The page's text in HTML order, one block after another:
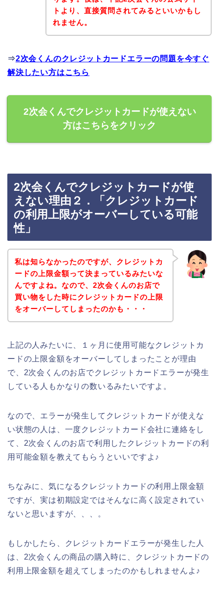
トより、直接質問されてみるといいかもし
れません。
⇒2次会くんのクレジットカードエラーの問題を今すぐ
解決したい方はこちら
2次会くんでクレジットカードが使えない
方はこちらをクリック
2次会くんでクレジットカードが使
えない理由２．「クレジットカード
の利用上限がオーバーしている可能
性」
私は知らなかったのですが、クレジットカ
ードの上限金額って決まっているみたいな
んですよね。なので、2次会くんのお店で
買い物をした時にクレジットカードの上限
をオーバーしてしまったのかも・・・
上記の人みたいに、１ヶ月に使用可能なクレジットカ
ードの上限金額をオーバーしてしまったことが理由
で、2次会くんのお店でクレジットカードエラーが発生
している人もかなりの数いるみたいですよ。
なので、エラーが発生してクレジットカードが使えな
い状態の人は、一度クレジットカード会社に連絡をし
て、2次会くんのお店で利用したクレジットカードの利
用可能金額を教えてもらうといいですよ♪
ちなみに、気になるクレジットカードの利用上限金額
ですが、実は初期設定ではそんなに高く設定されてい
ないと思いますが、、、。
もしかしたら、クレジットカードエラーが発生した人
は、2次会くんの商品の購入時に、クレジットカードの
利用上限金額を超えてしまったのかもしれませんよ♪